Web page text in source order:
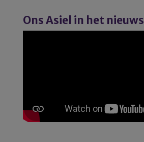
Ons Asiel in het nieuws